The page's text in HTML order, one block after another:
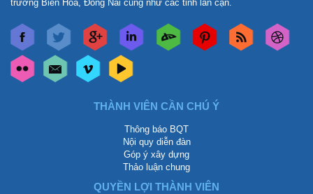
trường Biên Hòa, Đồng Nai cũng như các tỉnh lân cận.
THÀNH VIÊN CẦN CHÚ Ý
Thông báo BQT
Nội quy diễn đàn
Góp ý xây dựng
Thảo luận chung
QUYỀN LỢI THÀNH VIÊN